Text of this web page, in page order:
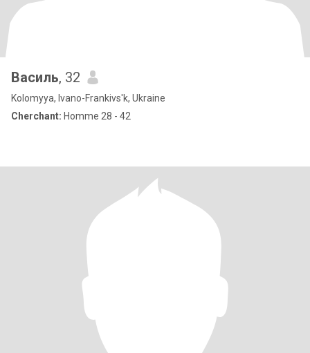
Василь, 32
Kolomyya, Ivano-Frankivs'k, Ukraine
Cherchant: Homme 28 - 42